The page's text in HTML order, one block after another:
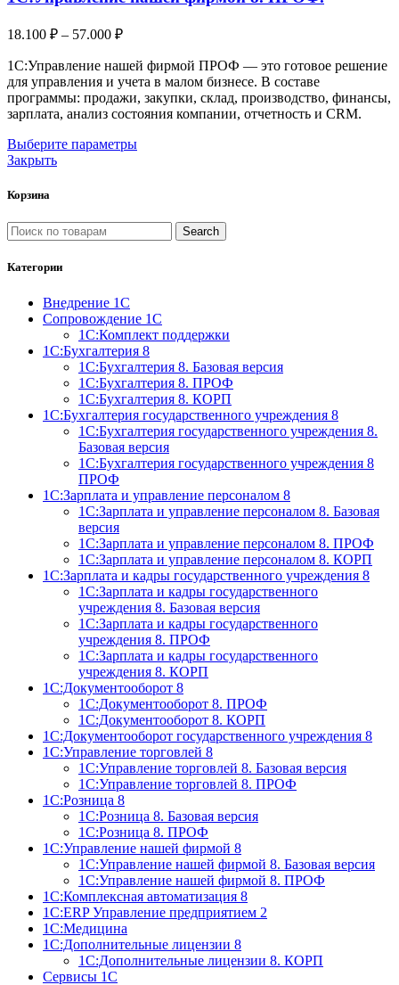
18.100 ₽ – 57.000 ₽Диапазон
18.100 ₽
–
57.000 ₽
1С:Управление нашей фирмой ПРОФ — это готовое решение
для управления и учета в малом бизнесе. В составе
программы: продажи, закупки, склад, производство, финансы,
зарплата, анализ состояния компании, отчетность и CRM.
Выберите параметрыЭтот
Опции
можно
Закрыть
Корзина
Search
Категории
Внедрение 1С
Сопровождение 1С
1С:Комплект поддержки
1С:Бухгалтерия 8
1С:Бухгалтерия 8. Базовая версия
1С:Бухгалтерия 8. ПРОФ
1С:Бухгалтерия 8. КОРП
1С:Бухгалтерия государственного учреждения 8
1С:Бухгалтерия государственного учреждения 8.
Базовая версия
1С:Бухгалтерия государственного учреждения 8
ПРОФ
1С:Зарплата и управление персоналом 8
1С:Зарплата и управление персоналом 8. Базовая
версия
1С:Зарплата и управление персоналом 8. ПРОФ
1С:Зарплата и управление персоналом 8. КОРП
1С:Зарплата и кадры государственного учреждения 8
1С:Зарплата и кадры государственного
учреждения 8. Базовая версия
1С:Зарплата и кадры государственного
учреждения 8. ПРОФ
1С:Зарплата и кадры государственного
учреждения 8. КОРП
1С:Документооборот 8
1С:Документооборот 8. ПРОФ
1С:Документооборот 8. КОРП
1С:Документооборот государственного учреждения 8
1С:Управление торговлей 8
1С:Управление торговлей 8. Базовая версия
1С:Управление торговлей 8. ПРОФ
1С:Розница 8
1С:Розница 8. Базовая версия
1С:Розница 8. ПРОФ
1С:Управление нашей фирмой 8
1С:Управление нашей фирмой 8. Базовая версия
1С:Управление нашей фирмой 8. ПРОФ
1С:Комплексная автоматизация 8
1С:ERP Управление предприятием 2
1С:Медицина
1С:Дополнительные лицензии 8
1С:Дополнительные лицензии 8. КОРП
Сервисы 1С